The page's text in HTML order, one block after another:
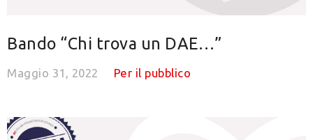
Bando “Chi trova un DAE…”
Maggio 31, 2022 Per il pubblico